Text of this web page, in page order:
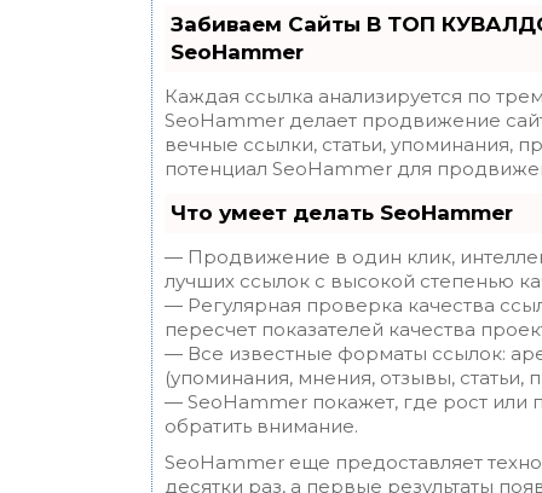
Забиваем Сайты В ТОП
SeoHammer
Каждая ссылка анализируется по
SeoHammer делает продвижение
вечные ссылки, статьи, упоминания,
потенциал SeoHammer для
Что умеет делать SeoHammer
— Продвижение в один клик,
лучших ссылок с высокой степенью
— Регулярная проверка качества
пересчет показателей качества
— Все известные форматы ссылок:
(упоминания, мнения, отзывы, статьи,
— SeoHammer покажет, где рост или
обратить внимание.
SeoHammer еще предоставляет
десятки раз, а первые результаты